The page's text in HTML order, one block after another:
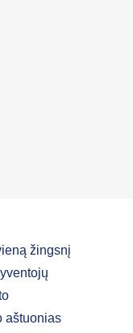
žingsnį
aštuonias